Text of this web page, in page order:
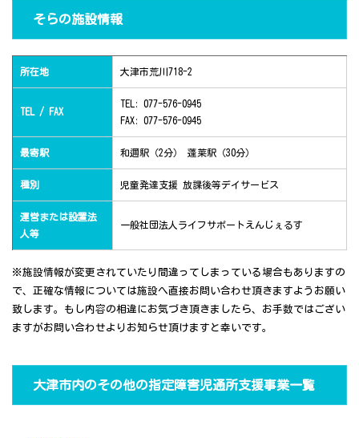
そらの施設情報
所在地 大津市荒川718-2
TEL / FAX
TEL: 077-576-0945
FAX: 077-576-0945
最寄駅 和邇駅（2分） 蓬莱駅（30分）
種別 児童発達支援 放課後等デイサービス
運営または設置法
人等
一般社団法人ライフサポートえんじぇるす
※施設情報が変更されていたり間違ってしまっている場合もありますの
で、正確な情報については施設へ直接お問い合わせ頂きますようお願い
致します。もし内容の相違にお気づき頂きましたら、お手数ではござい
ますがお問い合わせよりお知らせ頂けますと幸いです。
大津市内のその他の指定障害児通所支援事業一覧